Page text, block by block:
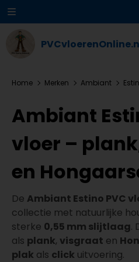
Home Merken Ambiant
Ambiant
vloer –
en
De Ambiant Estino PVC
collectie met natuurlijke
sterke 0,55 mm slijtlaag.
als plank, visgraat en
plak als click uitvoering.